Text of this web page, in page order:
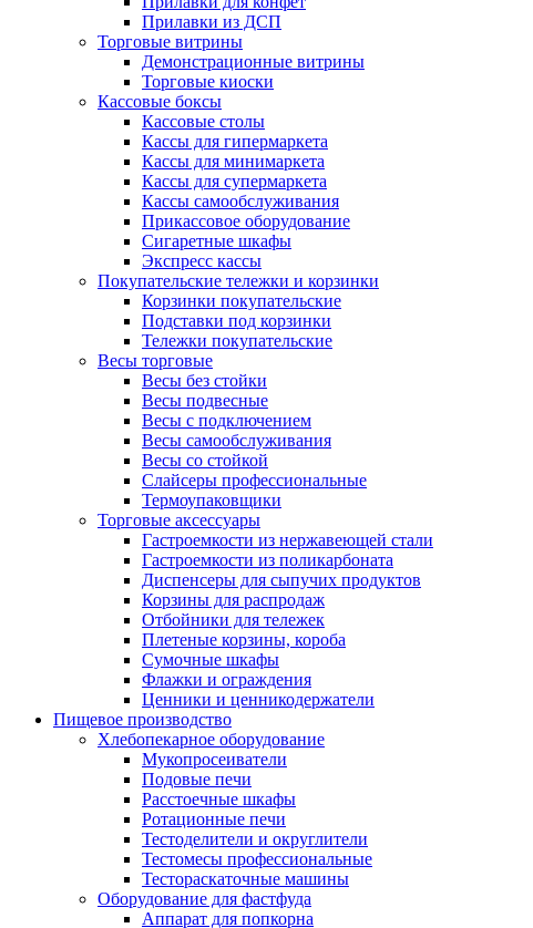
Прилавки из ДСП
Торговые витрины
Демонстрационные витрины
Торговые киоски
Кассовые боксы
Кассовые столы
Кассы для гипермаркета
Кассы для минимаркета
Кассы для супермаркета
Кассы самообслуживания
Прикассовое оборудование
Сигаретные шкафы
Экспресс кассы
Покупательские тележки и корзинки
Корзинки покупательские
Подставки под корзинки
Тележки покупательские
Весы торговые
Весы без стойки
Весы подвесные
Весы с подключением
Весы самообслуживания
Весы со стойкой
Слайсеры профессиональные
Термоупаковщики
Торговые аксессуары
Гастроемкости из нержавеющей стали
Гастроемкости из поликарбоната
Диспенсеры для сыпучих продуктов
Корзины для распродаж
Отбойники для тележек
Плетеные корзины, короба
Сумочные шкафы
Флажки и ограждения
Ценники и ценникодержатели
Пищевое производство
Хлебопекарное оборудование
Мукопросеиватели
Подовые печи
Расстоечные шкафы
Ротационные печи
Тестоделители и округлители
Тестомесы профессиональные
Тестораскаточные машины
Оборудование для фастфуда
Аппарат для попкорна